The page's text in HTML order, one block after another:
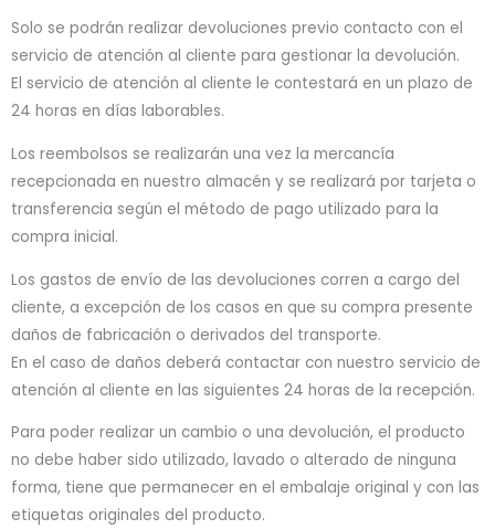
Solo se podrán realizar devoluciones previo contacto con el
servicio de atención al cliente para gestionar la devolución.
El servicio de atención al cliente le contestará en un plazo de
24 horas en días laborables.
Los reembolsos se realizarán una vez la mercancía
recepcionada en nuestro almacén y se realizará por tarjeta o
transferencia según el método de pago utilizado para la
compra inicial.
Los gastos de envío de las devoluciones corren a cargo del
cliente, a excepción de los casos en que su compra presente
daños de fabricación o derivados del transporte.
En el caso de daños deberá contactar con nuestro servicio de
atención al cliente en las siguientes 24 horas de la recepción.
Para poder realizar un cambio o una devolución, el producto
no debe haber sido utilizado, lavado o alterado de ninguna
forma, tiene que permanecer en el embalaje original y con las
etiquetas originales del producto.